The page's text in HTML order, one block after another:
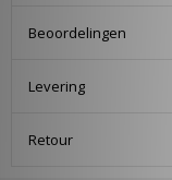
Beoordelingen
Levering
Retour